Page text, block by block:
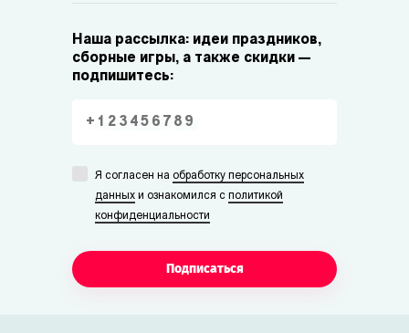
Наша рассылка: идеи праздников,
сборные игры, а также скидки —
подпишитесь:
Я согласен на обработку персональных
данных и ознакомился с политикой
конфиденциальности
Подписаться